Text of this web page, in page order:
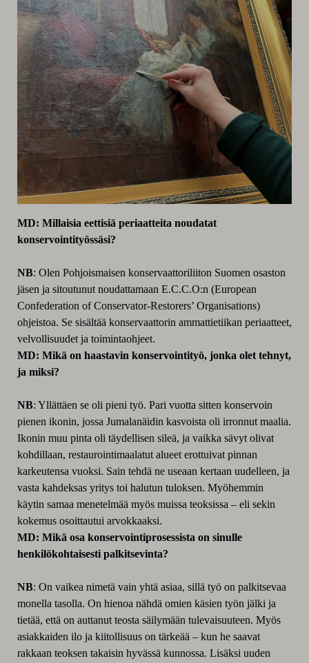
MD: Millaisia eettisiä periaatteita noudatat
konservointityössäsi?
NB: Olen Pohjoismaisen konservaattoriliiton Suomen osaston
jäsen ja sitoutunut noudattamaan E.C.C.O:n (European
Confederation of Conservator-Restorers’ Organisations)
ohjeistoa. Se sisältää konservaattorin ammattietiikan periaatteet,
velvollisuudet ja toimintaohjeet.
MD: Mikä on haastavin konservointityö, jonka olet tehnyt,
ja miksi?
NB: Yllättäen se oli pieni työ. Pari vuotta sitten konservoin
pienen ikonin, jossa Jumalanäidin kasvoista oli irronnut maalia.
Ikonin muu pinta oli täydellisen sileä, ja vaikka sävyt olivat
kohdillaan, restaurointimaalatut alueet erottuivat pinnan
karkeutensa vuoksi. Sain tehdä ne useaan kertaan uudelleen, ja
vasta kahdeksas yritys toi halutun tuloksen. Myöhemmin
käytin samaa menetelmää myös muissa teoksissa – eli sekin
kokemus osoittautui arvokkaaksi.
MD: Mikä osa konservointiprosessista on sinulle
henkilökohtaisesti palkitsevinta?
NB: On vaikea nimetä vain yhtä asiaa, sillä työ on palkitsevaa
monella tasolla. On hienoa nähdä omien käsien työn jälki ja
tietää, että on auttanut teosta säilymään tulevaisuuteen. Myös
asiakkaiden ilo ja kiitollisuus on tärkeää – kun he saavat
rakkaan teoksen takaisin hyvässä kunnossa. Lisäksi uuden